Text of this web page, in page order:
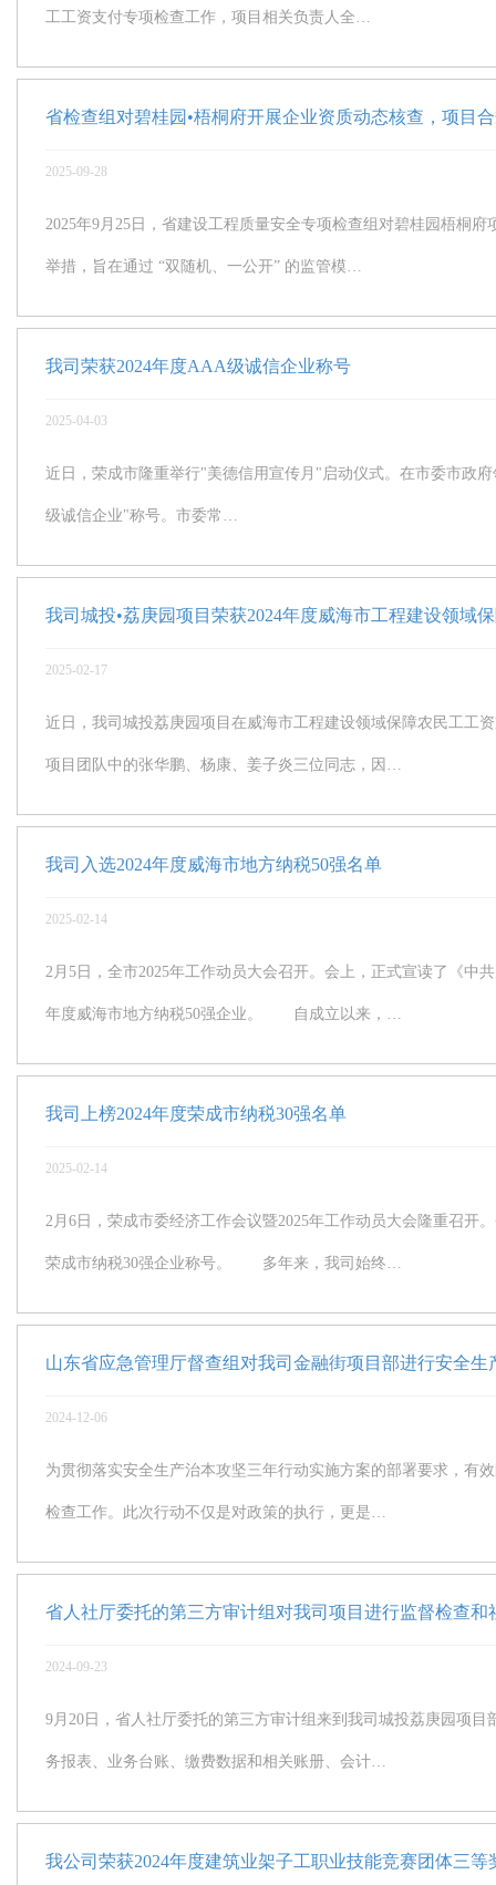
工工资支付专项检查工作，项目相关负责人全…
省检查组对碧桂园•梧桐府开展企业资质动态核查，项目
2025-09-28
2025年9月25日，省建设工程质量安全专项检查组对碧桂园梧桐
举措，旨在通过 “双随机、一公开” 的监管模…
我司荣获2024年度AAA级诚信企业称号
2025-04-03
近日，荣成市隆重举行"美德信用宣传月"启动仪式。在市委市政
级诚信企业"称号。市委常…
我司城投•荔庚园项目荣获2024年度威海市工程建设领域
2025-02-17
近日，我司城投荔庚园项目在威海市工程建设领域保障农民工工
项目团队中的张华鹏、杨康、姜子炎三位同志，因…
我司入选2024年度威海市地方纳税50强名单
2025-02-14
2月5日，全市2025年工作动员大会召开。会上，正式宣读了《中
年度威海市地方纳税50强企业。 自成立以来，…
我司上榜2024年度荣成市纳税30强名单
2025-02-14
2月6日，荣成市委经济工作会议暨2025年工作动员大会隆重召开
荣成市纳税30强企业称号。 多年来，我司始终…
山东省应急管理厅督查组对我司金融街项目部进行安全生
2024-12-06
为贯彻落实安全生产治本攻坚三年行动实施方案的部署要求，有
检查工作。此次行动不仅是对政策的执行，更是…
省人社厅委托的第三方审计组对我司项目进行监督检查和
2024-09-23
9月20日，省人社厅委托的第三方审计组来到我司城投荔庚园项
务报表、业务台账、缴费数据和相关账册、会计…
我公司荣获2024年度建筑业架子工职业技能竞赛团体三等